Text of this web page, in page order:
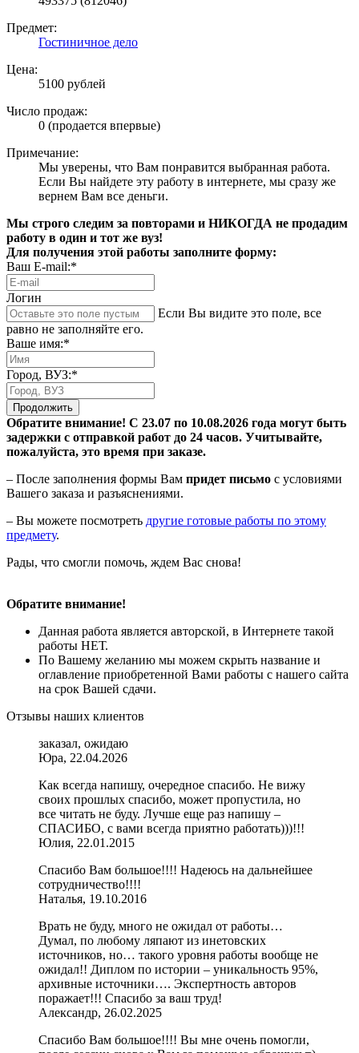
Предмет:
Гостиничное дело
Цена:
5100 рублей
Число продаж:
0 (продается впервые)
Примечание:
Мы уверены, что Вам понравится выбранная работа.
Если Вы найдете эту работу в интернете, мы сразу же
вернем Вам все деньги.
Мы строго следим за повторами и НИКОГДА не продадим
работу в один и тот же вуз!
Для получения этой работы заполните форму:
Ваш E-mail:*
Логин
Если Вы видите это поле, все
равно не заполняйте его.
Ваше имя:*
Город, ВУЗ:*
Продолжить
Обратите внимание! С 23.07 по 10.08.2026 года могут быть
задержки с отправкой работ до 24 часов. Учитывайте,
пожалуйста, это время при заказе.
– После заполнения формы Вам придет письмо с условиями
Вашего заказа и разъяснениями.
– Вы можете посмотреть другие готовые работы по этому
предмету.
Рады, что смогли помочь, ждем Вас снова!
Обратите внимание!
Данная работа является авторской, в Интернете такой
работы НЕТ.
По Вашему желанию мы можем скрыть название и
оглавление приобретенной Вами работы с нашего сайта
на срок Вашей сдачи.
Отзывы наших клиентов
заказал, ожидаю
Юра, 22.04.2026
Как всегда напишу, очередное спасибо. Не вижу
своих прошлых спасибо, может пропустила, но
все читать не буду. Лучше еще раз напишу –
СПАСИБО, с вами всегда приятно работать)))!!!
Юлия, 22.01.2015
Спасибо Вам большое!!!! Надеюсь на дальнейшее
сотрудничество!!!!
Наталья, 19.10.2016
Врать не буду, много не ожидал от работы…
Думал, по любому ляпают из инетовских
источников, но… такого уровня работы вообще не
ожидал!! Диплом по истории – уникальность 95%,
архивные источники…. Экспертность авторов
поражает!!! Спасибо за ваш труд!
Александр, 26.02.2025
Спасибо Вам большое!!!! Вы мне очень помогли,